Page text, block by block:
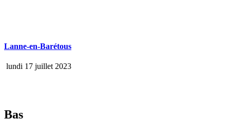
Lanne-en-Barétous
lundi 17 juillet 2023
Bas